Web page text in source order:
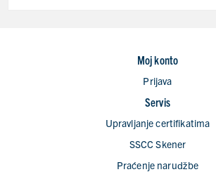
Moj konto
Prijava
Servis
Upravljanje certifikatima
SSCC Skener
Praćenje naruǆbe